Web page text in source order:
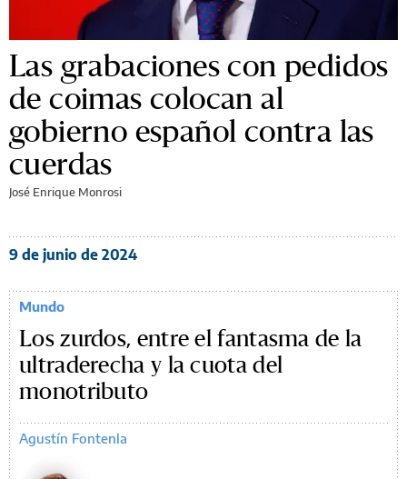
Las grabaciones con pedidos
de coimas colocan al
gobierno español contra las
cuerdas
José Enrique Monrosi
9 de junio de 2024
Mundo
Los zurdos, entre el fantasma de la
ultraderecha y la cuota del
monotributo
Agustín Fontenla